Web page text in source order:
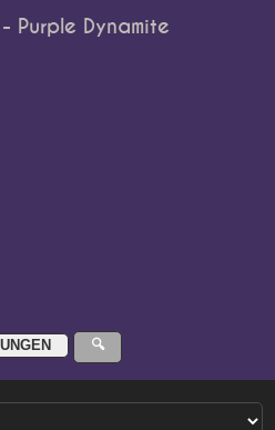
Purple Dynamite